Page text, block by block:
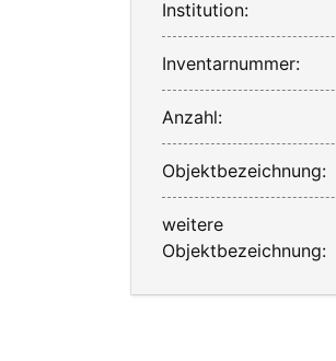
Institution:
Inventarnummer:
Anzahl:
Objektbezeichnung:
weitere
Objektbezeichnung: